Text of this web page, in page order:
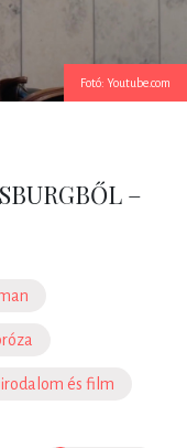
Fotó: Youtube.com
–
és film